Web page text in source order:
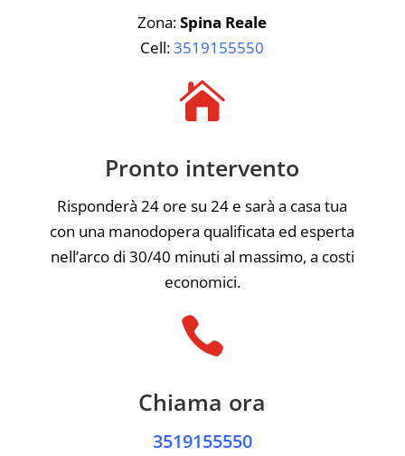
Zona:Spina Reale
Cell:3519155550

Pronto intervento
Risponderà 24 ore su 24 e sarà a casa tua
con una manodopera qualificata ed esperta
nell’arco di 30/40 minuti al massimo, a costi
economici.

Chiama ora
3519155550